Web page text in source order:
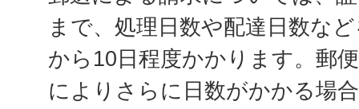
まで、処理日数や配達日数な
から10日程度かかります。郵
によりさらに日数がかかる場